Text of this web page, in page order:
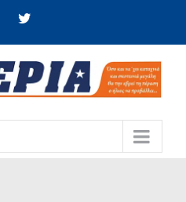
FacebookTwitter